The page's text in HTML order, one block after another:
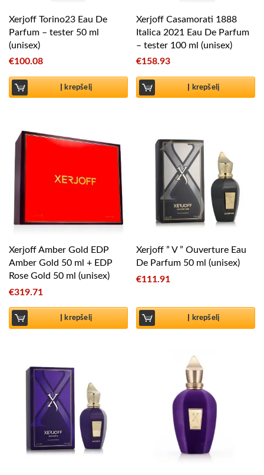
Xerjoff Torino23 Eau De
Parfum – tester 50 ml
(unisex)
€100.08
Į krepšelį
Xerjoff Casamorati 1888
Italica 2021 Eau De Parfum
– tester 100 ml (unisex)
€158.93
Į krepšelį
Xerjoff Amber Gold EDP
Amber Gold 50 ml + EDP
Rose Gold 50 ml (unisex)
€319.71
Į krepšelį
Xerjoff ” V ” Ouverture Eau
De Parfum 50 ml (unisex)
€111.91
Į krepšelį